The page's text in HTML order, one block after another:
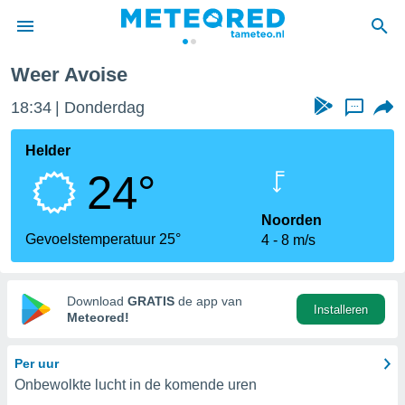
door
verstrekte
hoge
hebt de
voor
op basis
Weer Avoise
18:34 Donderdag ...
Helder
24°
Gevoelstemperatuur 25°
Noorden
4
8 m/s
Download GRATIS de app van
Meteored!
Installeren
Per uur
Onbewolkte lucht in de komende uren